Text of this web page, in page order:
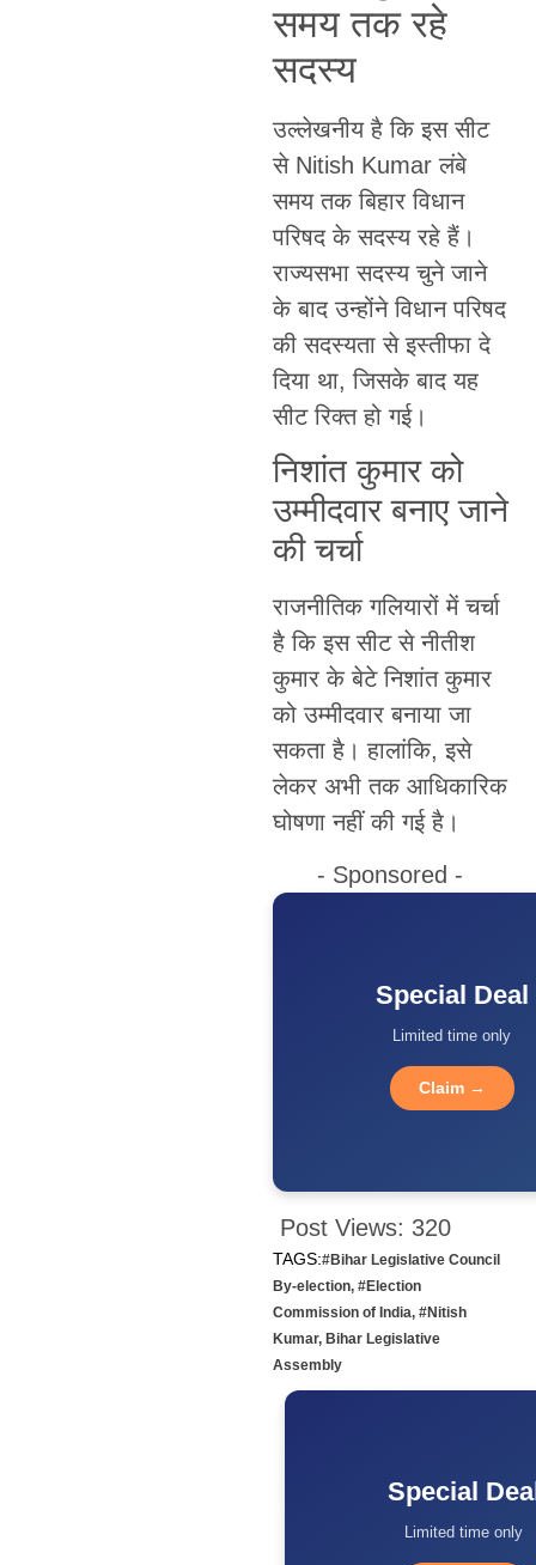
समय तक रहे
सदस्य
उल्लेखनीय है कि इस सीट
से Nitish Kumar लंबे
समय तक बिहार विधान
परिषद के सदस्य रहे हैं।
राज्यसभा सदस्य चुने जाने
के बाद उन्होंने विधान परिषद
की सदस्यता से इस्तीफा दे
दिया था, जिसके बाद यह
सीट रिक्त हो गई।
निशांत कुमार को
उम्मीदवार बनाए जाने
की चर्चा
राजनीतिक गलियारों में चर्चा
है कि इस सीट से नीतीश
कुमार के बेटे निशांत कुमार
को उम्मीदवार बनाया जा
सकता है। हालांकि, इसे
लेकर अभी तक आधिकारिक
घोषणा नहीं की गई है।
- Sponsored -
Special Deal
Limited time only
Claim →
Post Views: 320
TAGS:#Bihar Legislative Council
By-election, #Election
Commission of India, #Nitish
Kumar, Bihar Legislative
Assembly
Special
Limited time only